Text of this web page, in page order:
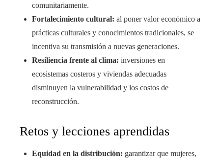
comunitariamente.
Fortalecimiento cultural: al poner valor económico a
prácticas culturales y conocimientos tradicionales, se
incentiva su transmisión a nuevas generaciones.
Resiliencia frente al clima: inversiones en
ecosistemas costeros y viviendas adecuadas
disminuyen la vulnerabilidad y los costos de
reconstrucción.
Retos y lecciones aprendidas
Equidad en la distribución: garantizar que mujeres,